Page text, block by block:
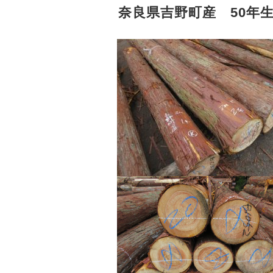
奈良県吉野町産 50年